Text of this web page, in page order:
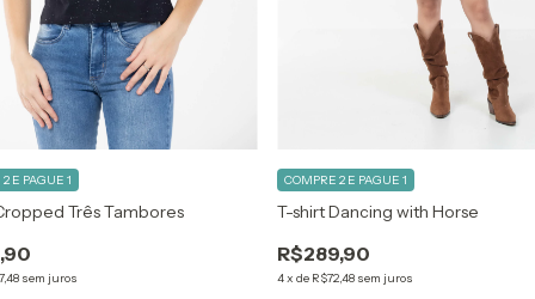
Três Tambores
sem juros
E PAGUE 1
T-shirt Dancing with Horse
R$289,90
4x de R$72,48 sem juros
COMPRE 2 E PAGUE 1